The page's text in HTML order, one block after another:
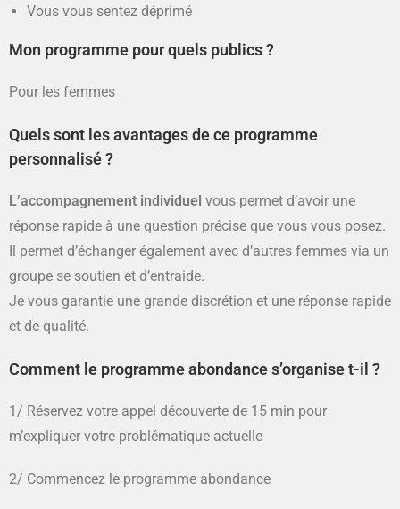
Vous vous sentez déprimé
Mon programme pour quels publics ?
Pour les femmes
Quels sont les avantages de ce programme
personnalisé ?
L’accompagnement individuel vous permet d’avoir une
réponse rapide à une question précise que vous vous posez.
Il permet d’échanger également avec d’autres femmes via un
groupe se soutien et d’entraide.
Je vous garantie une grande discrétion et une réponse rapide
et de qualité.
Comment le programme abondance s’organise t-il ?
1/ Réservez votre appel découverte de 15 min pour
m’expliquer votre problématique actuelle
2/ Commencez le programme abondance